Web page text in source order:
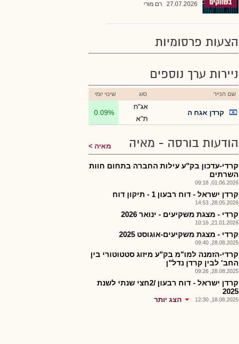
27.07.2026 רם מורי
הצעות פרסומיות
ניירות ערך נוספים
שם הנייר סוג שינוי יומי
קרדן אגח ה
אג"ח
ת"א
0.09%
הודעות בורסה - מאיה מאיה
קרדי-עדכון בק"ע עילות החברה בתחום חוות
השרתים
01.06.2026, 09:18
קרדן ישראל - דוח רבעון 1 - תיקון דוח
28.05.2026, 14:53
קרדי - מצגת משקיעים - ינואר 2026
21.01.2026, 10:16
קרדי - מצגת משקיעים-אוגוסט 2025
28.08.2025, 09:40
קרדי-הזמנה למו"מ בק"ע מיזוג סטטוטורי בין
החב' לבין קרדן נדל"ן
28.08.2025, 09:26
קרדן ישראל - דוח רבעון /2חצי שנתי לשנת
2025
18.08.2025, 12:30 הצג יותר